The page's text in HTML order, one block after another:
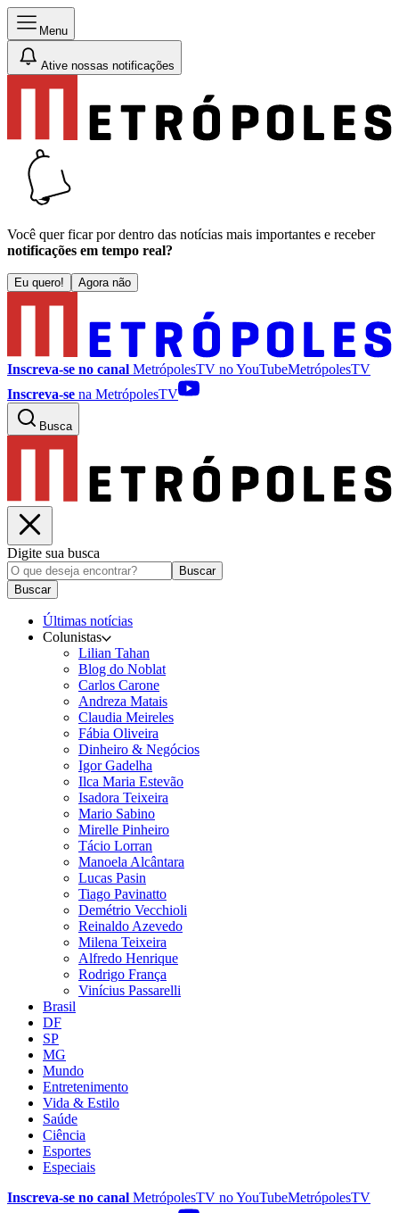
Menu
Ative nossas notificações
Você quer ficar por dentro das notícias mais importantes e receber
notificações em tempo real?
Eu quero! Agora não
Inscreva-se no canal MetrópolesTV noYouTubeMetrópolesTV
Inscreva-se na MetrópolesTV
Busca
Digite sua busca
Buscar
Buscar
Últimas notícias
Colunistas
Lilian Tahan
Blog do Noblat
Carlos Carone
Andreza Matais
Claudia Meireles
Fábia Oliveira
Dinheiro & Negócios
Igor Gadelha
Ilca Maria Estevão
Isadora Teixeira
Mario Sabino
Mirelle Pinheiro
Tácio Lorran
Manoela Alcântara
Lucas Pasin
Tiago Pavinatto
Demétrio Vecchioli
Reinaldo Azevedo
Milena Teixeira
Alfredo Henrique
Rodrigo França
Vinícius Passarelli
Brasil
DF
SP
MG
Mundo
Entretenimento
Vida & Estilo
Saúde
Ciência
Esportes
Especiais
Inscreva-se no canal MetrópolesTV noYouTubeMetrópolesTV